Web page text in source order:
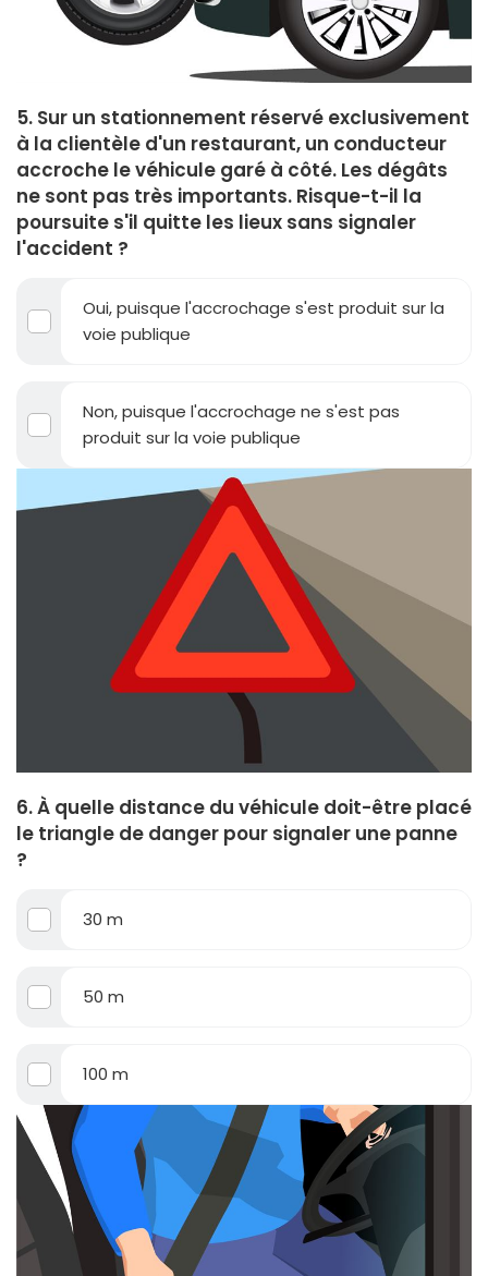
5. Sur un stationnement réservé exclusivement
à la clientèle d'un restaurant, un conducteur
accroche le véhicule garé à côté. Les dégâts
ne sont pas très importants. Risque-t-il la
poursuite s'il quitte les lieux sans signaler
l'accident ?
Oui, puisque l'accrochage s'est produit sur la
voie publique
Non, puisque l'accrochage ne s'est pas
produit sur la voie publique
6. À quelle distance du véhicule doit-être placé
le triangle de danger pour signaler une panne
?
30 m
50 m
100 m